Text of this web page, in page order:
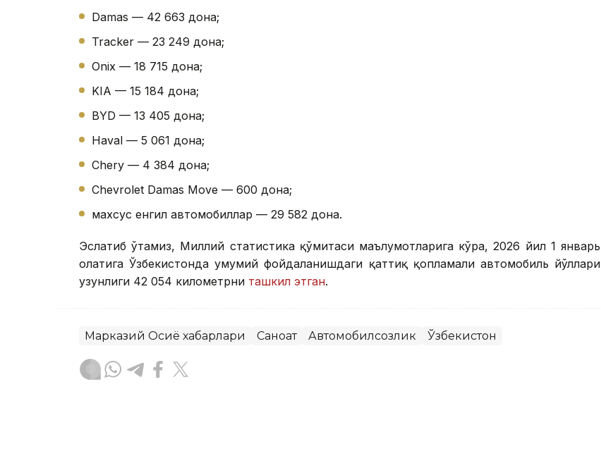
Damas — 42 663 дона;
Tracker — 23 249 дона;
Onix — 18 715 дона;
KIA — 15 184 дона;
BYD — 13 405 дона;
Haval — 5 061 дона;
Chery — 4 384 дона;
Chevrolet Damas Move — 600 дона;
махсус енгил автомобиллар — 29 582 дона.
Эслатиб ўтамиз, Миллий статистика қўмитаси маълумотларига кўра, 2026 йил 1 январь
ҳолатига Ўзбекистонда умумий фойдаланишдаги қаттиқ қопламали автомобиль йўллари
узунлиги 42 054 километрни ташкил этган.
Марказий Осиё хабарлари Саноат Автомобилсозлик Ўзбекистон